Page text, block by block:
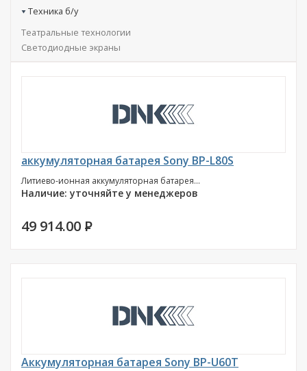
Техника б/у
Театральные технологии
Светодиодные экраны
аккумуляторная батарея Sony BP-L80S
Литиево-ионная аккумуляторная батарея...
Наличие: уточняйте у менеджеров
49 914.00 P
Аккумуляторная батарея Sony BP-U60T